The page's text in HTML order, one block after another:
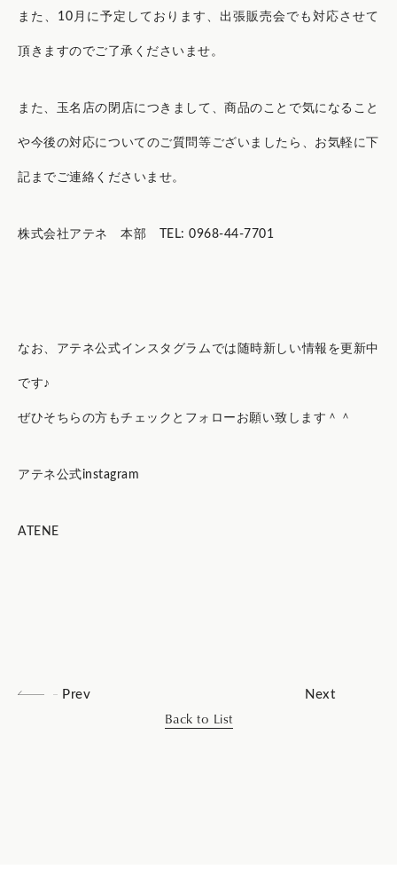
また、10月に予定しております、出張販売会でも対応させて
頂きますのでご了承くださいませ。
また、玉名店の閉店につきまして、商品のことで気になること
や今後の対応についてのご質問等ございましたら、お気軽に下
記までご連絡くださいませ。
株式会社アテネ 本部 TEL: 0968-44-7701
なお、アテネ公式インスタグラムでは随時新しい情報を更新中
です♪
ぜひそちらの方もチェックとフォローお願い致します＾＾
アテネ公式instagram
ATENE
Prev Next
Back to List